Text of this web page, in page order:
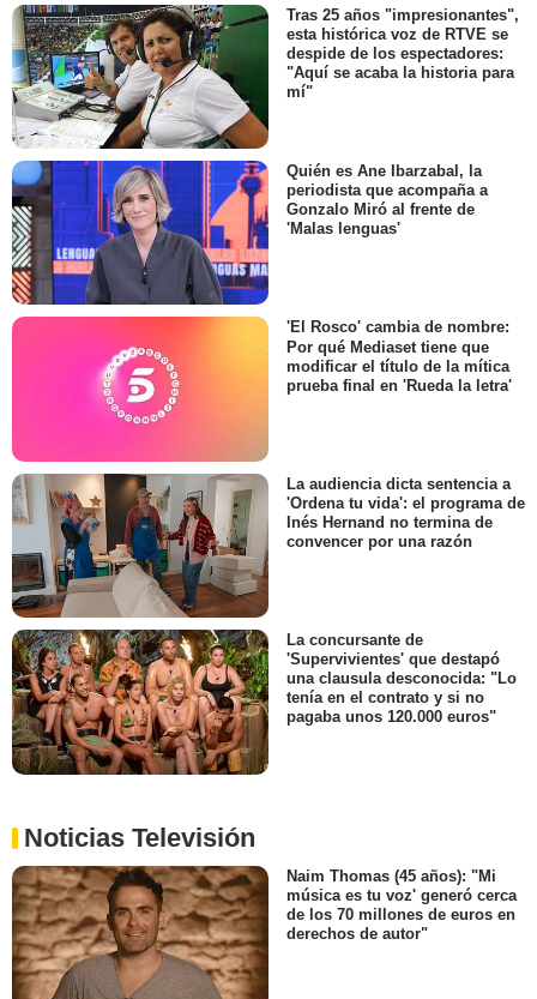
Tras 25 años "impresionantes",
esta histórica voz de RTVE se
despide de los espectadores:
"Aquí se acaba la historia para
mí"
Quién es Ane Ibarzabal, la
periodista que acompaña a
Gonzalo Miró al frente de
'Malas lenguas'
'El Rosco' cambia de nombre:
Por qué Mediaset tiene que
modificar el título de la mítica
prueba final en 'Rueda la letra'
La audiencia dicta sentencia a
'Ordena tu vida': el programa de
Inés Hernand no termina de
convencer por una razón
La concursante de
'Supervivientes' que destapó
una clausula desconocida: "Lo
tenía en el contrato y si no
pagaba unos 120.000 euros"
Noticias Televisión
Naim Thomas (45 años): "Mi
música es tu voz' generó cerca
de los 70 millones de euros en
derechos de autor"